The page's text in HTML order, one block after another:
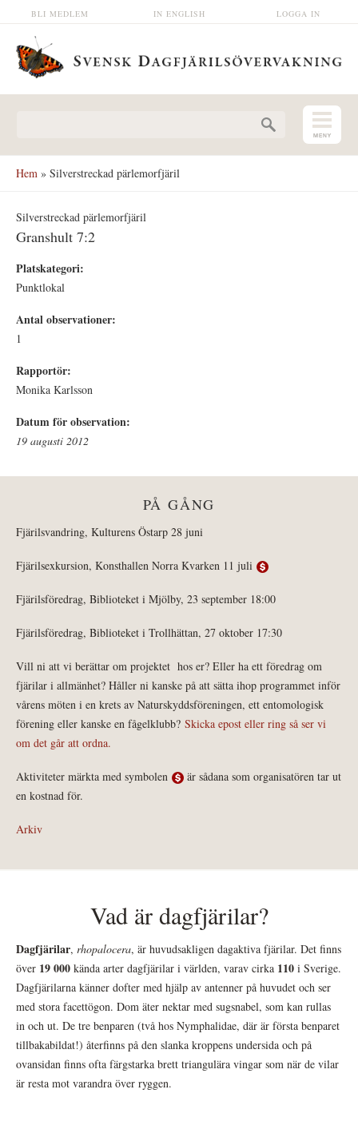
Hoppa till huvudinnehåll LOGGA IN
IN ENGLISH
BLI MEDLEM
Hem » Silverstreckad pärlemorfjäril
Silverstreckad pärlemorfjäril
Granshult 7:2
Platskategori:
Punktlokal
Antal observationer:
1
Rapportör:
Monika Karlsson
Datum för observation:
19 augusti 2012
PÅ GÅNG
Fjärilsvandring, Kulturens Östarp 28 juni
Fjärilsexkursion, Konsthallen Norra Kvarken 11 juli
Fjärilsföredrag, Biblioteket i Mjölby, 23 september 18:00
Fjärilsföredrag, Biblioteket i Trollhättan, 27 oktober 17:30
Vill ni att vi berättar om projektet hos er? Eller ha ett föredrag om
fjärilar i allmänhet? Håller ni kanske på att sätta ihop programmet inför
vårens möten i en krets av Naturskyddsföreningen, ett entomologisk
förening eller kanske en fågelklubb? Skicka epost eller ring så ser vi
om det går att ordna.
Aktiviteter märkta med symbolen
är sådana som organisatören tar ut
en kostnad för.
Arkiv
Vad är dagfjärilar?
Dagfjärilar, rhopalocera, är huvudsakligen dagaktiva fjärilar. Det finns
över 19 000 kända arter dagfjärilar i världen, varav cirka 110 i Sverige.
Dagfjärilarna känner dofter med hjälp av antenner på huvudet och ser
med stora facettögon. Dom äter nektar med sugsnabel, som kan rullas
in och ut. De tre benparen (två hos Nymphalidae, där är första benparet
tillbakabildat!) återfinns på den slanka kroppens undersida och på
ovansidan finns ofta färgstarka brett triangulära vingar som när de vilar
är resta mot varandra över ryggen.